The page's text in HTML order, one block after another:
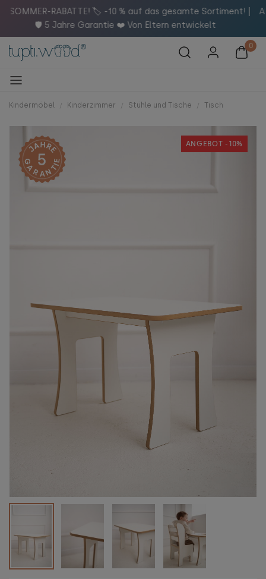
Abonniere unseren Newsletter und erhalte 5 % Rabatt auf
deinen Einkauf! 🚀
Kindermöbel Kinderzimmer Stühle und Tische Tisch
ANGEBOT -10%